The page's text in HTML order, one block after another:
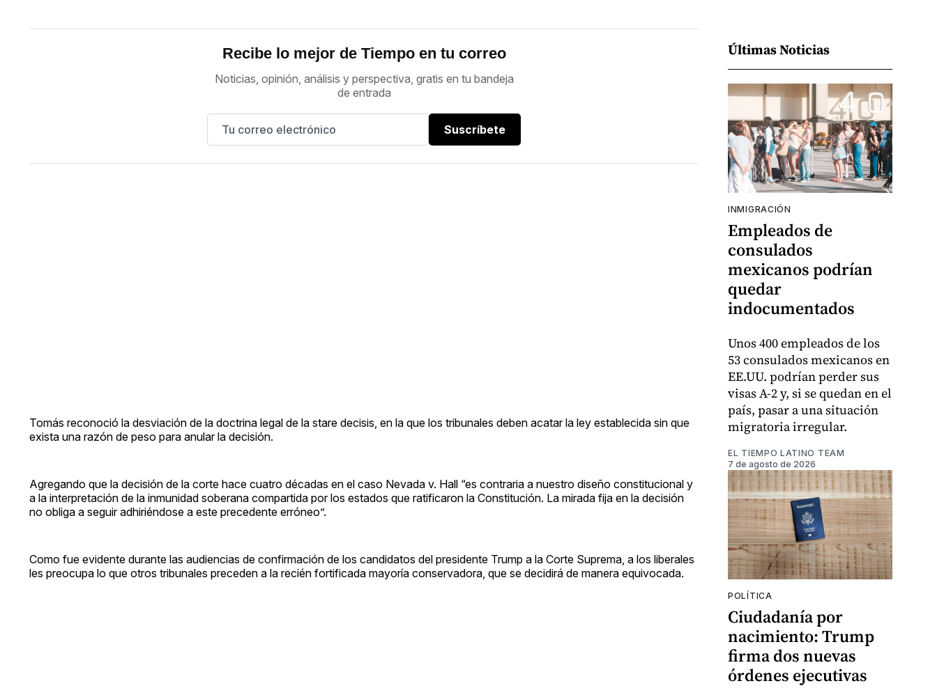
Recibe lo mejor de Tiempo en tu correo
Noticias, opinión, análisis y perspectiva, gratis en tu bandeja
de entrada
Suscríbete
Tomás reconoció la desviación de la doctrina legal de la stare decisis, en la que los tribunales deben acatar la ley establecida sin que
exista una razón de peso para anular la decisión.
Agregando que la decisión de la corte hace cuatro décadas en el caso Nevada v. Hall “es contraria a nuestro diseño constitucional y
a la interpretación de la inmunidad soberana compartida por los estados que ratificaron la Constitución. La mirada fija en la decisión
no obliga a seguir adhiriéndose a este precedente erróneo”.
Como fue evidente durante las audiencias de confirmación de los candidatos del presidente Trump a la Corte Suprema, a los liberales
les preocupa lo que otros tribunales preceden a la recién fortificada mayoría conservadora, que se decidirá de manera equivocada.
Últimas Noticias
INMIGRACIÓN
Empleados de
consulados
mexicanos podrían
quedar
indocumentados
Unos 400 empleados de los
53 consulados mexicanos en
EE.UU. podrían perder sus
visas A-2 y, si se quedan en el
país, pasar a una situación
migratoria irregular.
EL TIEMPO LATINO TEAM
7 de agosto de 2026
POLÍTICA
Ciudadanía por
nacimiento: Trump
firma dos nuevas
órdenes ejecutivas